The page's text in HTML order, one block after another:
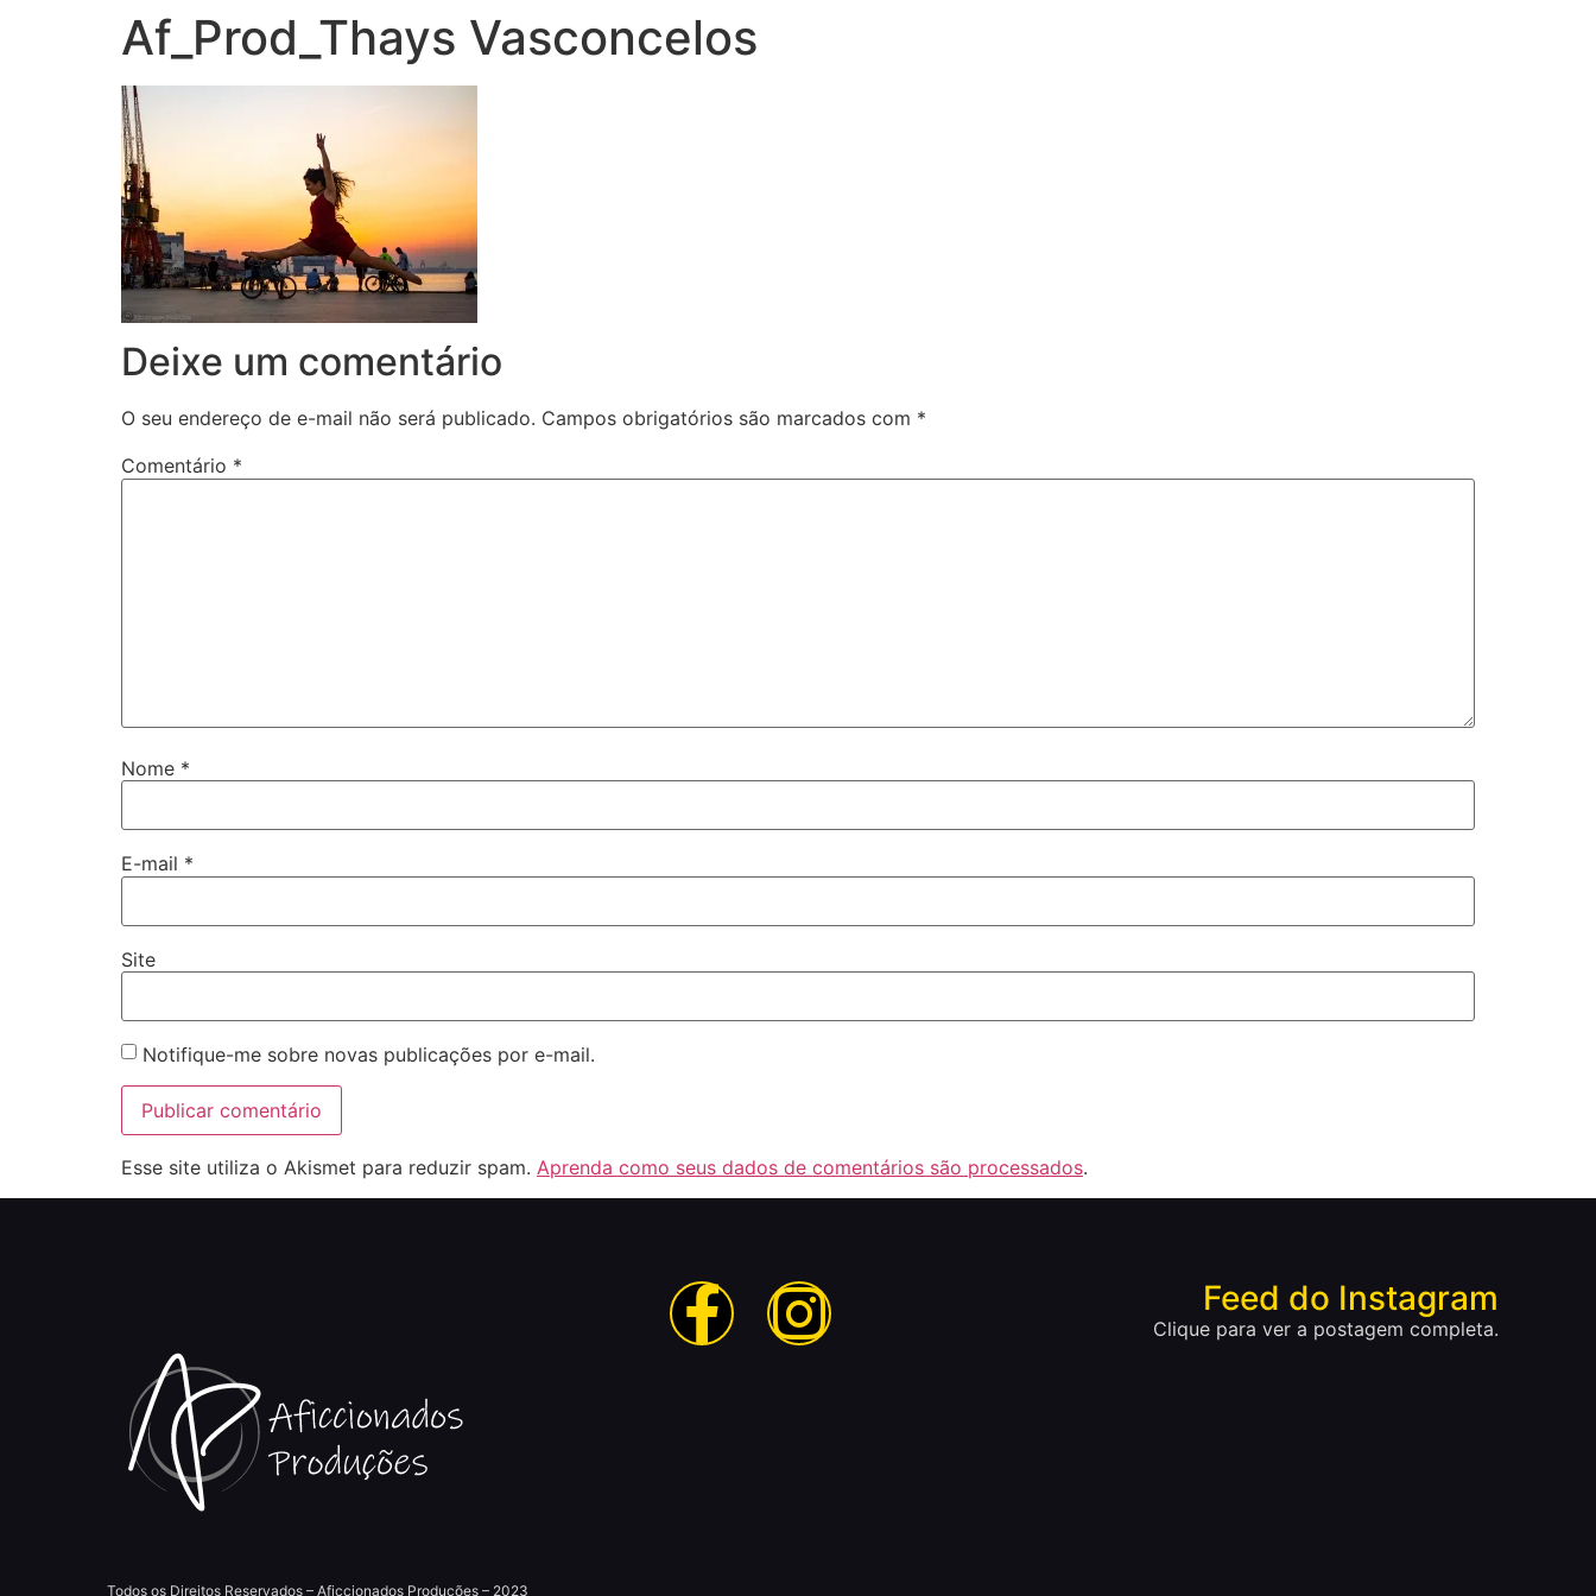
Af_Prod_Thays Vasconcelos
Deixe um comentário
O seu endereço de e-mail não será publicado. Campos obrigatórios são marcados com *
Comentário *
Nome *
E-mail *
Site
Notifique-me sobre novas publicações por e-mail.
Esse site utiliza o Akismet para reduzir spam. Aprenda como seus dados de comentários são processados.
Todos os Direitos Reservados – Aficcionados Produções – 2023
Feed do Instagram
Clique para ver a postagem completa.